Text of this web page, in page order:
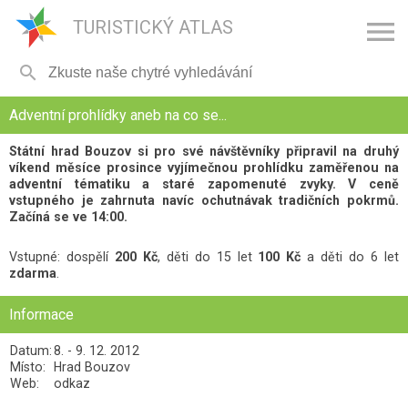
TURISTICKÝ ATLAS 

Adventní prohlídky aneb na co se...
Státní hrad Bouzov si pro své návštěvníky připravil na druhý
víkend měsíce prosince vyjímečnou prohlídku zaměřenou na
adventní tématiku a staré zapomenuté zvyky. V ceně
vstupného je zahrnuta navíc ochutnávak tradičních pokrmů.
Začíná se ve 14:00.
Vstupné: dospělí 200 Kč, děti do 15 let 100 Kč a děti do 6 let
zdarma
Informace
Datum:8. - 9. 12. 2012
Místo:
Hrad Bouzov
Web:
odkaz